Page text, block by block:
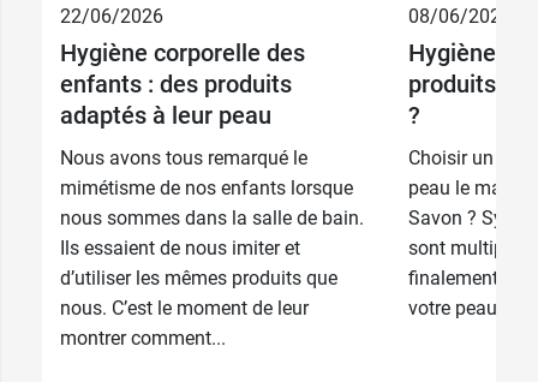
22/06/2026
Hygiène corporelle des
enfants : des produits
adaptés à leur peau
Nous avons tous remarqué le
mimétisme de nos enfants lorsque
nous sommes dans la salle de bain.
Ils essaient de nous imiter et
d’utiliser les mêmes produits que
nous. C’est le moment de leur
montrer comment...
08/06/2026
Hygiène
produits
?
Choisir un
peau le matin
Savon ?
sont multiples,
finalement en
votre peau,